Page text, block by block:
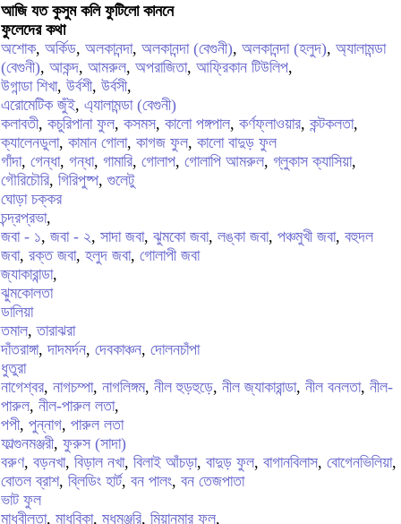
আজি যত কুসুম কলি ফুটিলো কাননে
ফুলেদের কথা
অশোক, অর্কিড, অলকানন্দা, অলকানন্দা (বেগুনী), অলকানন্দা (হলুদ), অ্যালামন্ডা
(বেগুনী), আকন্দ, আমরুল, অপরাজিতা, আফ্রিকান টিউলিপ,
উগান্ডা শিখা, উর্বশী, উর্বসী,
এরোমেটিক জুঁই, এ্যালামন্ডা (বেগুনী)
কলাবতী, কচুরিপানা ফুল, কসমস, কালো পঙ্গপাল, কর্ণফ্লাওয়ার, কন্টকলতা,
ক্যালেনডুলা, কামান গোলা, কাগজ ফুল, কালো বাদুড় ফুল
গাঁদা, গেন্ধা, গন্ধা, গামারি, গোলাপ, গোলাপি আমরুল, গ্লুকাস ক্যাসিয়া,
গৌরিচৌরি, গিরিপুষ্প, গুলেটু
ঘোড়া চক্কর
চন্দ্রপ্রভা,
জবা - ১, জবা - ২, সাদা জবা, ঝুমকো জবা, লঙ্কা জবা, পঞ্চমুখী জবা, বহুদল
জবা, রক্ত জবা, হলুদ জবা, গোলাপী জবা
জ্যাকারান্ডা,
ঝুমকোলতা
ডালিয়া
তমাল,তারাঝরা
দাঁতরাঙ্গা,দাদমর্দন, দেবকাঞ্চন, দোলনচাঁপা
ধুতুরা
নাগেশ্বর, নাগচম্পা, নাগলিঙ্গম, নীল হুড়হুড়ে, নীল জ্যাকারান্ডা, নীল বনলতা, নীল-
পারুল, নীল-পারুল লতা,
পপী, পুন্নাগ, পারুল লতা
ফাল্গুনমঞ্জরী, ফুরুস (সাদা)
বরুণ, বড়নখা, বিড়াল নখা, বিলাই আঁচড়া, বাদুড় ফুল, বাগানবিলাস, বোগেনভিলিয়া,
বোতল ব্রাশ, ব্লিডিং হার্ট, বন পালং, বন তেজপাতা
ভাট ফুল
মাধবীলতা, মাধবিকা, মধুমঞ্জরি, মিয়ানমার ফুল,